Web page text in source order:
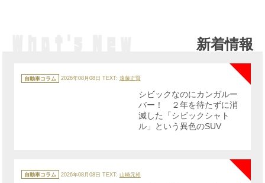
新着情報
テ
ゴ
自動車コラム 2026年08月08日 TEXT: 遠藤正賢
NEW
シビックなのにカンガルー
バー！ ２年を待たずに消
滅した「シビックシャト
ル」という異色のSUV
テ
ゴ
自動車コラム 2026年08月08日 TEXT: 山崎元裕